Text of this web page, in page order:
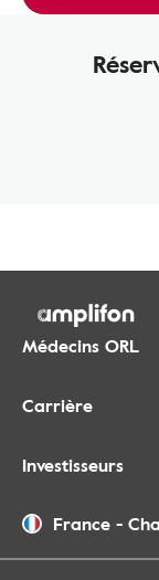
Médecins ORL
Carrière
Investisseurs
France -